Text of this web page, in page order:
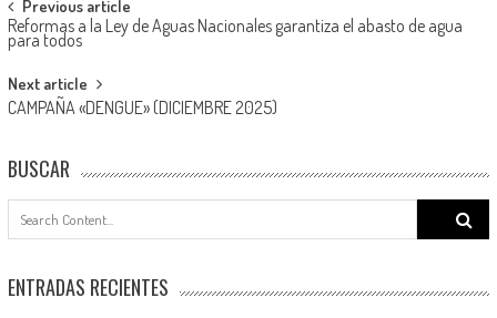
Post
navigation
Previous article
Reformas a la Ley de Aguas Nacionales garantiza el abasto de agua
para todos
Next article
CAMPAÑA «DENGUE» (DICIEMBRE 2025)
BUSCAR
Search
for:
ENTRADAS RECIENTES